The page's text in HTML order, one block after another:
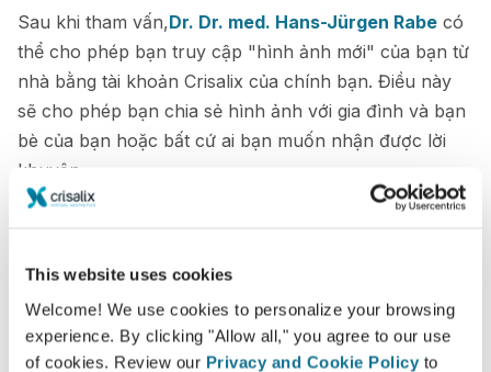
This website uses cookies
Welcome! We use cookies to personalize your browsing
experience. By clicking "Allow all," you agree to our use
of cookies. Review our Privacy and Cookie Policy to
Sau khi tham vấn,Dr. Dr. med. Hans-Jürgen Rabe có
thể cho phép bạn truy cập "hình ảnh mới" của bạn từ
nhà bằng tài khoản Crisalix của chính bạn. Điều này
sẽ cho phép bạn chia sẻ hình ảnh với gia đình và bạn
bè của bạn hoặc bất cứ ai bạn muốn nhận được lời
khuyên.